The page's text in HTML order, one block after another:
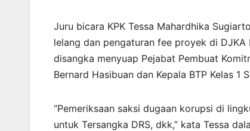
Juru bicara KPK Tessa Mahardhika
lelang dan pengaturan fee proyek di
disangka menyuap Pejabat Pembuat
Bernard Hasibuan dan Kepala BTP Kelas 1
“Pemeriksaan saksi dugaan korupsi di
untuk Tersangka DRS, dkk,” kata Tessa